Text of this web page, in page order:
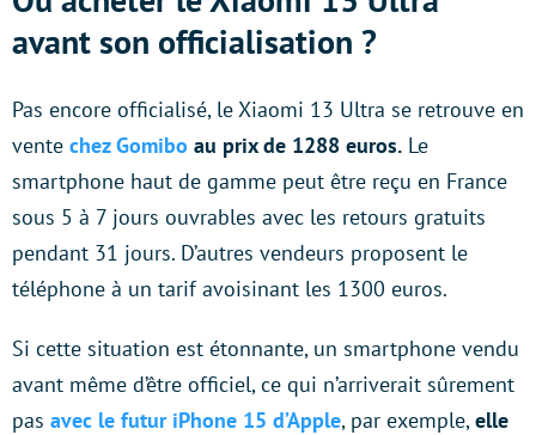
avant son officialisation ?
Pas encore officialisé, le Xiaomi 13 Ultra se retrouve en
vente chez Gomibo au prix de 1288 euros. Le
smartphone haut de gamme peut être reçu en France
sous 5 à 7 jours ouvrables avec les retours gratuits
pendant 31 jours. D’autres vendeurs proposent le
téléphone à un tarif avoisinant les 1300 euros.
Si cette situation est étonnante, un smartphone vendu
avant même d’être officiel, ce qui n’arriverait sûrement
pas avec le futur iPhone 15 d’Apple, par exemple, elle